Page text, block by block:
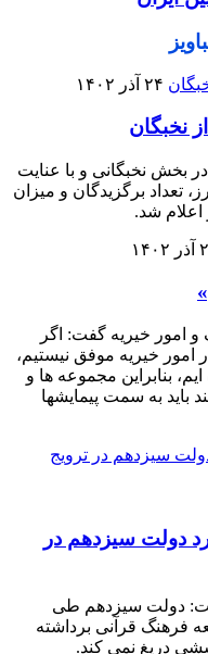
۲۴ آذر ۱۴۰۲
پیرو انتشار فراخوان جایزه البرز ۱۴۰۳ در بخش نخبگانی و با عنایت
تعداد برگزیدگان و میزان
شد.
امور خیریه گفت: اگر
امور خیریه موفق نیستیم،
بنابراین مجموعه ها و
باید به سمت پیمایشها
دولت سیزدهم در
دولت سیزدهم طی
فرهنگ قرآنی برداشته
دریغ نمی کند.